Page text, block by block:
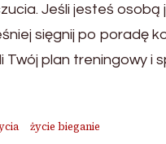
Jeśli jesteś
sięgnij po poradę
plan treningowy i
życie bieganie